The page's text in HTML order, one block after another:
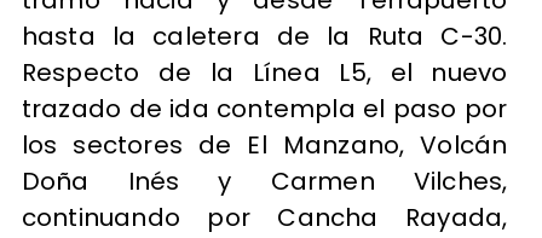
hasta la caletera de la Ruta C-30.
Respecto de la Línea L5, el nuevo
trazado de ida contempla el paso por
los sectores de El Manzano, Volcán
Doña Inés y Carmen Vilches,
continuando por Cancha Rayada,